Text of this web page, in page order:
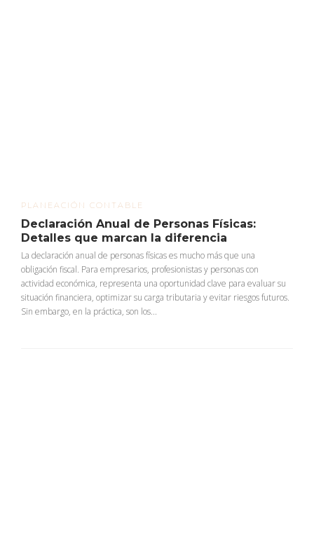
PLANEACIÓN CONTABLE
Declaración Anual de Personas Físicas:
Detalles que marcan la diferencia
La declaración anual de personas físicas es mucho más que una
obligación fiscal. Para empresarios, profesionistas y personas con
actividad económica, representa una oportunidad clave para evaluar su
situación financiera, optimizar su carga tributaria y evitar riesgos futuros.
Sin embargo, en la práctica, son los...